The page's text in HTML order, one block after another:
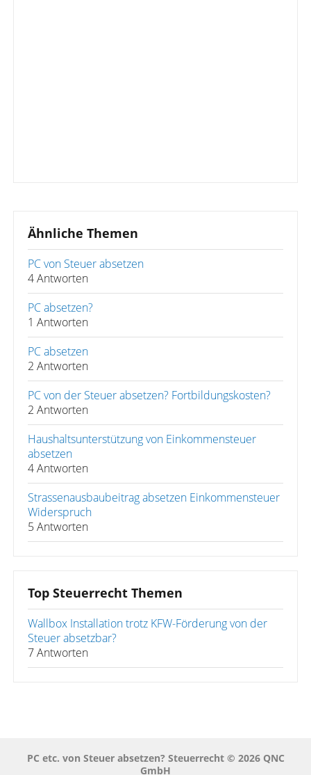
Ähnliche Themen
PC von Steuer absetzen
4 Antworten
PC absetzen?
1 Antworten
PC absetzen
2 Antworten
PC von der Steuer absetzen? Fortbildungskosten?
2 Antworten
Haushaltsunterstützung von Einkommensteuer
absetzen
4 Antworten
Strassenausbaubeitrag absetzen Einkommensteuer
Widerspruch
5 Antworten
Top Steuerrecht Themen
Wallbox Installation trotz KFW-Förderung von der
Steuer absetzbar?
7 Antworten
PC etc. von Steuer absetzen? Steuerrecht © 2026 QNC
GmbH